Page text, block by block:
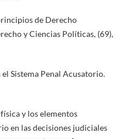
de Derecho
y Ciencias Políticas, (69),
el Sistema Penal Acusatorio.
y los elementos
en las decisiones judiciales